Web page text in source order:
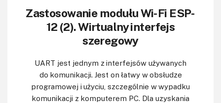
Zastosowanie modułu Wi-Fi ESP-
12 (2). Wirtualny interfejs
szeregowy
UART jest jednym z interfejsów używanych
do komunikacji. Jest on łatwy w obsłudze
programowej i użyciu, szczególnie w wypadku
komunikacji z komputerem PC. Dla uzyskania